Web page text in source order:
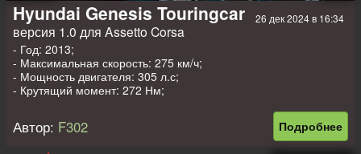
26 дек 2024 в 16:34
Hyundai Genesis Touringcar
версия 1.0 для Assetto Corsa
- Год: 2013;
- Максимальная скорость: 275 км/ч;
- Мощность двигателя: 305 л.с;
- Крутящий момент: 272 Нм;
Подробнее
Автор: F302